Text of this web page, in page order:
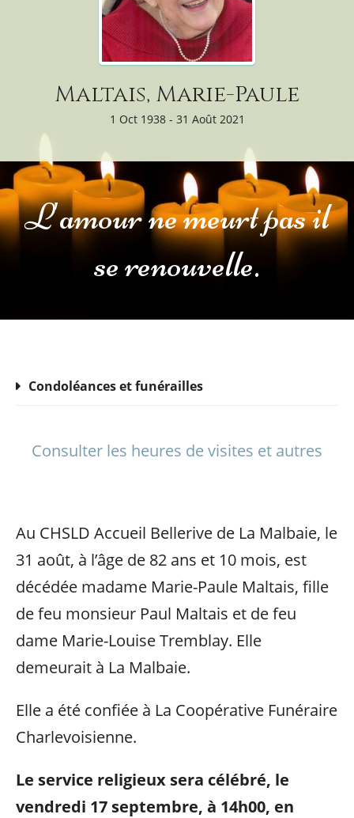
Maltais, Marie-Paule
1 Oct 1938 - 31 Août 2021
L'amour ne meurt pas il
se renouvelle.
Condoléances et funérailles
Consulter les heures de visites et autres
Au CHSLD Accueil Bellerive de La Malbaie, le
31 août, à l’âge de 82 ans et 10 mois, est
décédée madame Marie-Paule Maltais, fille
de feu monsieur Paul Maltais et de feu
dame Marie-Louise Tremblay. Elle
demeurait à La Malbaie.
Elle a été confiée à La Coopérative Funéraire
Charlevoisienne.
Le service religieux sera célébré, le
vendredi 17 septembre, à 14h00, en